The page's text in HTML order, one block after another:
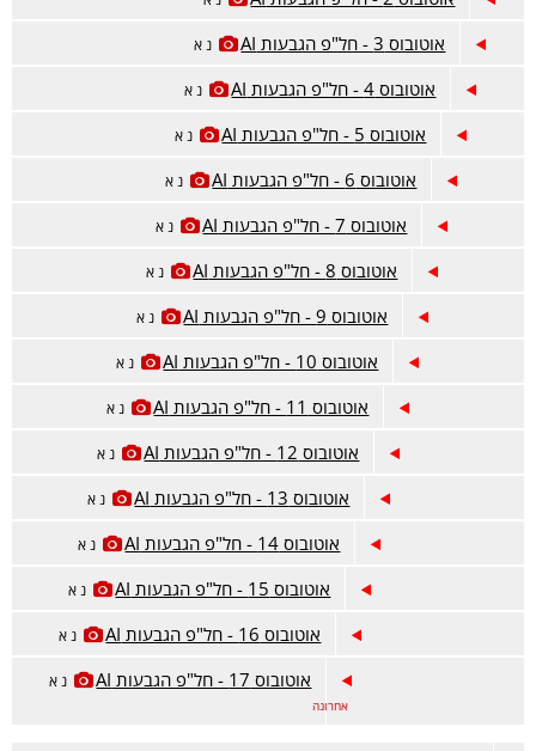
אוטובוס 3 - חל"פ הגבעות AI נ א
אוטובוס 4 - חל"פ הגבעות AI נ א
אוטובוס 5 - חל"פ הגבעות AI נ א
אוטובוס 6 - חל"פ הגבעות AI נ א
אוטובוס 7 - חל"פ הגבעות AI נ א
אוטובוס 8 - חל"פ הגבעות AI נ א
אוטובוס 9 - חל"פ הגבעות AI נ א
אוטובוס 10 - חל"פ הגבעות AI נ א
אוטובוס 11 - חל"פ הגבעות AI נ א
אוטובוס 12 - חל"פ הגבעות AI נ א
אוטובוס 13 - חל"פ הגבעות AI נ א
אוטובוס 14 - חל"פ הגבעות AI נ א
אוטובוס 15 - חל"פ הגבעות AI נ א
אוטובוס 16 - חל"פ הגבעות AI נ א
אוטובוס 17 - חל"פ הגבעות AI נ א
אחרונה